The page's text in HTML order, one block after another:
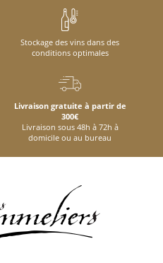
Stockage des vins dans des
conditions optimales
Livraison gratuite à partir de
300€
Livraison sous 48h à 72h à
domicile ou au bureau